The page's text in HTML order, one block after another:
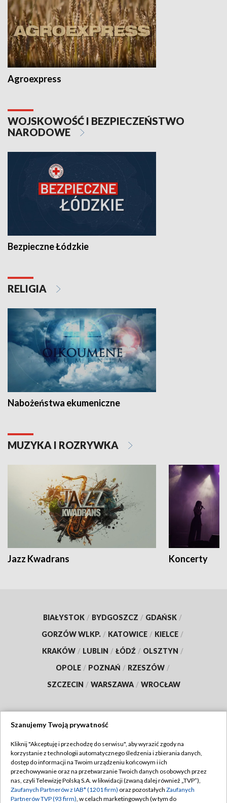
Agroexpress
WOJSKOWOŚĆ I BEZPIECZEŃSTWO
NARODOWE
Bezpieczne Łódzkie
RELIGIA
Nabożeństwa ekumeniczne
MUZYKA I ROZRYWKA
Jazz Kwadrans Koncerty
BIAŁYSTOK / BYDGOSZCZ / GDAŃSK /
GORZÓW WLKP. / KATOWICE / KIELCE /
KRAKÓW / LUBLIN / ŁÓDŹ / OLSZTYN /
OPOLE / POZNAŃ / RZESZÓW /
SZCZECIN / WARSZAWA / WROCŁAW
TVP
Abonament TVP
Emisja w TVP
Regulamin TVP
Polityka prywatności
Szanujemy Twoją prywatność
Kliknij "Akceptuję i przechodzę do serwisu", aby wyrazić zgody na
korzystanie z technologii automatycznego śledzenia i zbierania danych,
dostęp do informacji na Twoim urządzeniu końcowym i ich
przechowywanie oraz na przetwarzanie Twoich danych osobowych przez
nas, czyli Telewizję Polską S.A. w likwidacji (zwaną dalej również „TVP”),
Zaufanych Partnerów z IAB* (1201 firm) oraz pozostałych Zaufanych
Partnerów TVP (93 firm), w celach marketingowych (w tym do